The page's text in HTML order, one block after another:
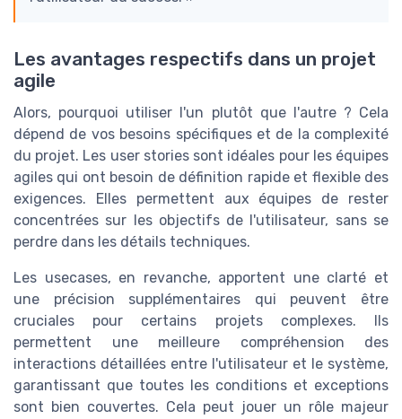
Les avantages respectifs dans un projet
agile
Alors, pourquoi utiliser l'un plutôt que l'autre ? Cela
dépend de vos besoins spécifiques et de la complexité
du projet. Les user stories sont idéales pour les équipes
agiles qui ont besoin de définition rapide et flexible des
exigences. Elles permettent aux équipes de rester
concentrées sur les objectifs de l'utilisateur, sans se
perdre dans les détails techniques.
Les usecases, en revanche, apportent une clarté et
une précision supplémentaires qui peuvent être
cruciales pour certains projets complexes. Ils
permettent une meilleure compréhension des
interactions détaillées entre l'utilisateur et le système,
garantissant que toutes les conditions et exceptions
sont bien couvertes. Cela peut jouer un rôle majeur